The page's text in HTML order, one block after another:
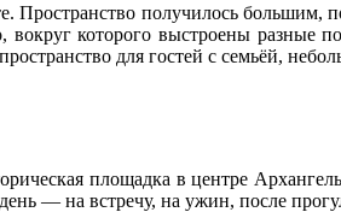
получилось большим,
вокруг которого выстроены
для гостей с семьёй,
площадка в центре
— на встречу, на ужин, после